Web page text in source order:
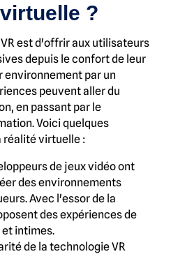
?
est d'offrir aux utilisateurs
depuis le confort de leur
environnement par un
peuvent aller du
en passant par le
Voici quelques
réalité virtuelle :
de jeux vidéo ont
des environnements
Avec l'essor de la
des expériences de
intimes.
de la technologie VR